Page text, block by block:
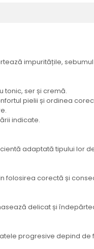
impuritățile,
tonic, ser și cremă.
pielii și ordinea
indicate.
adaptată tipului lor
folosirea corectă și
delicat și
progresive depind